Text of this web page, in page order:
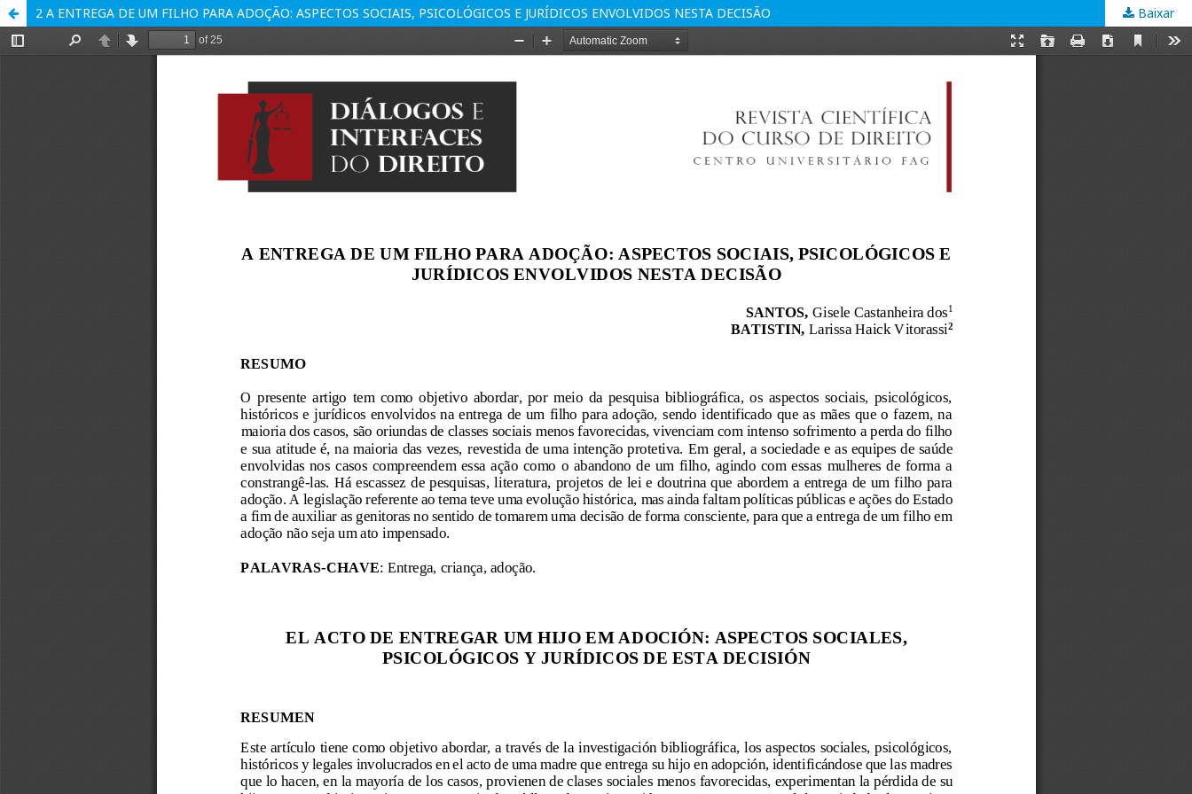
2 A ENTREGA DE UM FILHO PARA ADOÇÃO: ASPECTOS SOCIAIS, PSICOLÓGICOS E JURÍDICOS ENVOLVIDOS NESTA DECISÃO Baixar